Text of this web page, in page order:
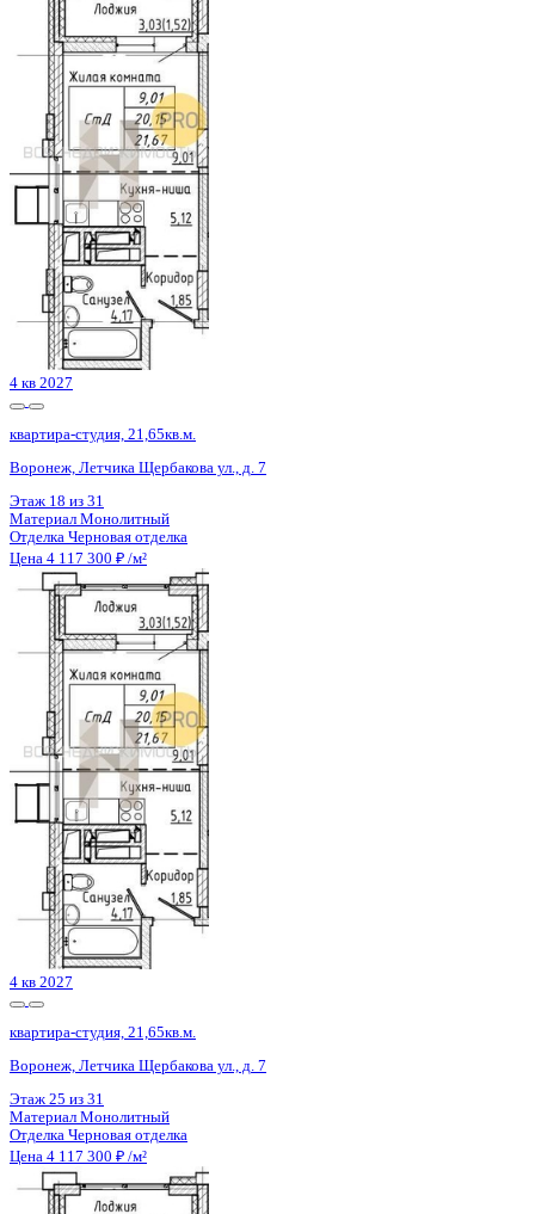
квартира-студия, 21,65кв.м.
Воронеж, Летчика Щербакова ул., д. 7
Этаж 22 из 31
Материал Монолитный
Отделка Черновая отделка
Цена 4 117 300 ₽ /м²
4 кв 2027
квартира-студия, 21,65кв.м.
Воронеж, Летчика Щербакова ул., д. 7
Этаж 24 из 31
Материал
Монолитный
Отделка Черновая отделка
Цена 4 117 300 ₽ /м²